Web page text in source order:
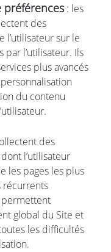
préférences: les
des
l’utilisateur sur le
par l’utilisateur. Ils
plus avancés
du contenu
des
l’utilisateur
les pages les plus
récurrents
permettent
global du Site et
les difficultés